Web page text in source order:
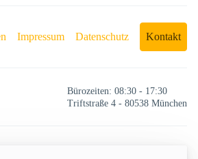
Impressum Datenschutz Kontakt
Bürozeiten: 08:30 - 17:30
Triftstraße 4 - 80538 München